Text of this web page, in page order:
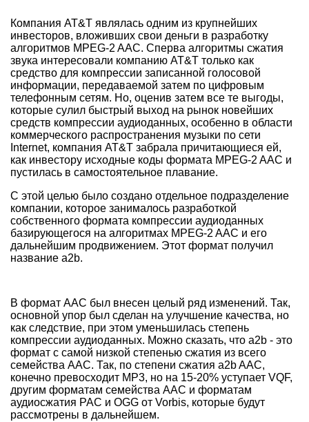
Компания AT&T являлась одним из крупнейших
инвесторов, вложивших свои деньги в разработку
алгоритмов MPEG-2 AAC. Сперва алгоритмы сжатия
звука интересовали компанию AT&T только как
средство для компрессии записанной голосовой
информации, передаваемой затем по цифровым
телефонным сетям. Но, оценив затем все те выгоды,
которые сулил быстрый выход на рынок новейших
средств компрессии аудиоданных, особенно в области
коммерческого распространения музыки по сети
Internet, компания AT&T забрала причитающиеся ей,
как инвестору исходные коды формата MPEG-2 AAC и
пустилась в самостоятельное плавание.
С этой целью было создано отдельное подразделение
компании, которое занималось разработкой
собственного формата компрессии аудиоданных
базирующегося на алгоритмах MPEG-2 AAC и его
дальнейшим продвижением. Этот формат получил
название a2b.
В формат AAC был внесен целый ряд изменений. Так,
основной упор был сделан на улучшение качества, но
как следствие, при этом уменьшилась степень
компрессии аудиоданных. Можно сказать, что a2b - это
формат с самой низкой степенью сжатия из всего
семейства AAC. Так, по степени сжатия a2b AAC,
конечно превосходит МР3, но на 15-20% уступает VQF,
другим форматам семейства AAC и форматам
аудиосжатия PAC и OGG от Vorbis, которые будут
рассмотрены в дальнейшем.